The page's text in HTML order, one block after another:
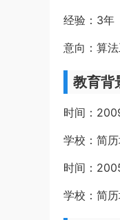
经验：3年
意向：算
教育背
时间：
学校：简
时间：
学校：简